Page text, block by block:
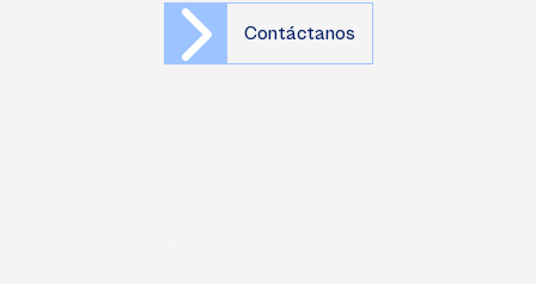
Contáctanos